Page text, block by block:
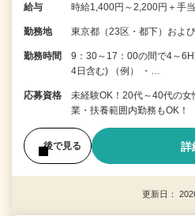
給与 時給1,400円～2,200円＋手
勤務地 東京都（23区・都下）お
勤務時間
9：30～17：00の間で4～
4日含む) （例） ・…
応募資格
未経験OK！20代～40代の
業・扶養範囲内勤務もOK！
後で見る 詳
更新日：